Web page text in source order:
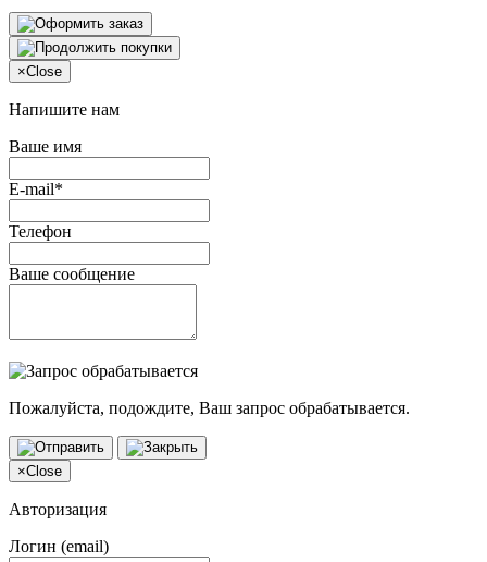
×Close
Напишите нам
Ваше имя
E-mail*
Телефон
Ваше сообщение
Пожалуйста, подождите, Ваш запрос обрабатывается.
×Close
Авторизация
Логин (email)